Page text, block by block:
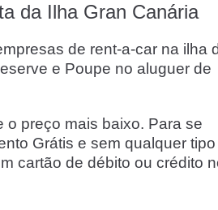
da Ilha Gran Canária
de rent-a-car na ilha
e Poupe no aluguer de
preço mais baixo. Para se
Grátis e sem qualquer tipo
cartão de débito ou crédito